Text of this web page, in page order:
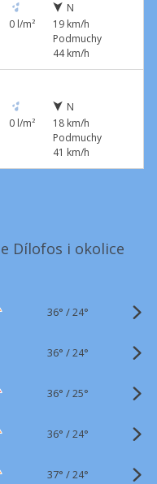
0 l/m²
N
19 km/h
Podmuchy
44 km/h
0 l/m²
N
18 km/h
Podmuchy
41 km/h
Dílofos i okolice
36° /24°
36° /24°
36° /25°
36° /24°
37° /24°